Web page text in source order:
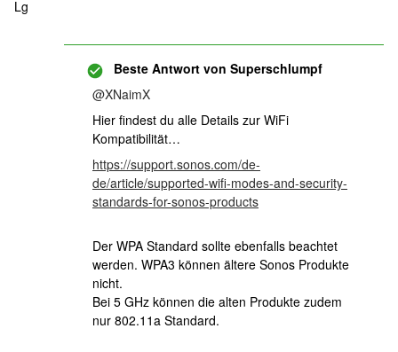
Lg
Beste Antwort von Superschlumpf
@XNaimX
Hier findest du alle Details zur WiFi
Kompatibilität…
https://support.sonos.com/de-
de/article/supported-wifi-modes-and-security-
standards-for-sonos-products
Der WPA Standard sollte ebenfalls beachtet
werden. WPA3 können ältere Sonos Produkte
nicht.
Bei 5 GHz können die alten Produkte zudem
nur 802.11a Standard.